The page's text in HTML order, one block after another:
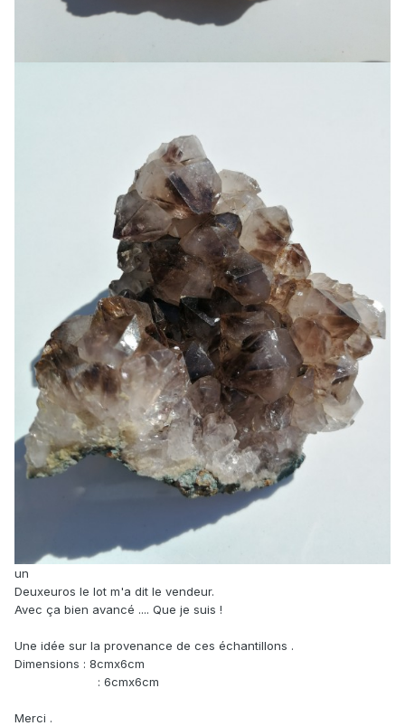
un
Deuxeuros le lot m'a dit le vendeur.
Avec ça bien avancé .... Que je suis !
Une idée sur la provenance de ces échantillons .
Dimensions : 8cmx6cm
: 6cmx6cm
Merci .